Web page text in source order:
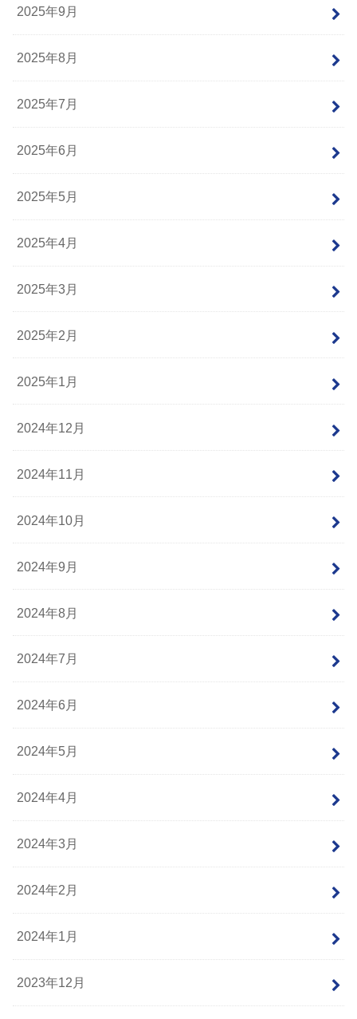
2025年9月
2025年8月
2025年7月
2025年6月
2025年5月
2025年4月
2025年3月
2025年2月
2025年1月
2024年12月
2024年11月
2024年10月
2024年9月
2024年8月
2024年7月
2024年6月
2024年5月
2024年4月
2024年3月
2024年2月
2024年1月
2023年12月